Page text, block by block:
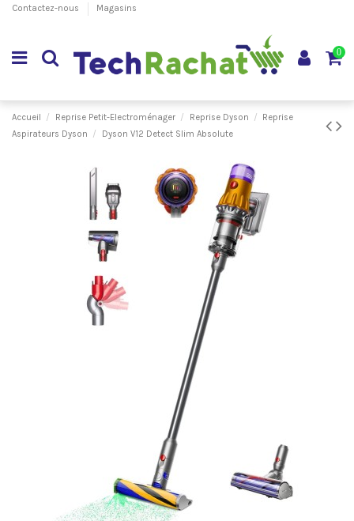
Contactez-nous Magasins
0
Accueil Reprise Petit-Electroménager Reprise Dyson
Reprise
Aspirateurs Dyson
Dyson V12 Detect Slim Absolute